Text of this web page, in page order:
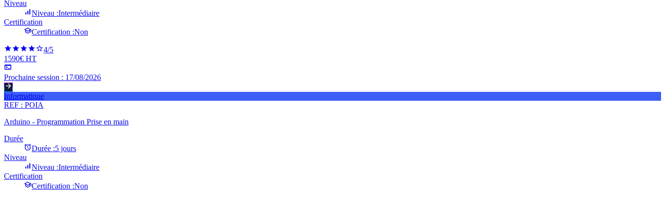
Niveau
Niveau :Intermédiaire
Certification
Certification :Non
4/5
1590€ HT
Prochaine session : 17/08/2026
Informatique
REF : POIA
Arduino - Programmation Prise en main
Durée
Durée :5 jours
Niveau
Niveau :Intermédiaire
Certification
Certification :Non